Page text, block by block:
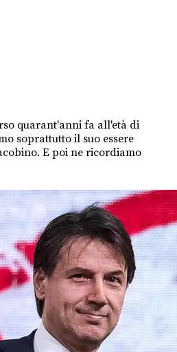
quarant'anni fa all'età di
soprattutto il suo essere
E poi ne ricordiamo